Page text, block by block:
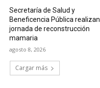
Secretaría de Salud y
Beneficencia Pública realizan
jornada de reconstrucción
mamaria
agosto 8, 2026
Cargar más